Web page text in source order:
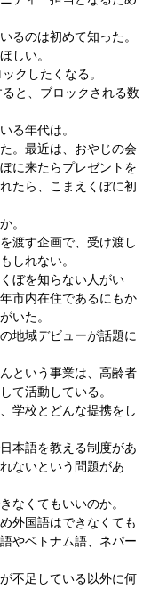
るのは初めて知った。
しい。
クしたくなる。
と、ブロックされる数
る年代は。
。最近は、おやじの会
に来たらプレゼントを
たら、こまえくぼに初
。
渡す企画で、受け渡し
しれない。
ぼを知らない人がい
市内在住であるにもか
いた。
地域デビューが話題に
という事業は、高齢者
て活動している。
学校とどんな提携をし
本語を教える制度があ
ないという問題があ
なくてもいいのか。
外国語はできなくても
やベトナム語、ネパー
不足している以外に何